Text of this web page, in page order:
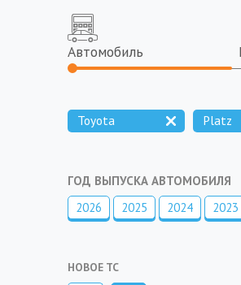
Автомобиль
Toyota Platz
ГОД ВЫПУСКА АВТОМОБИЛЯ
2026
2025 2024 2023
НОВОЕ ТС